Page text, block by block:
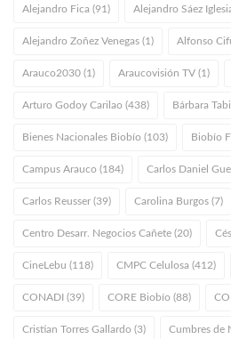
Alejandro Fica (91) Alejandro Sáez
Alejandro Zoñez Venegas (1) Alfonso
Arauco2030 (1) Araucovisión TV (1)
Arturo Godoy Carilao (438) Bárbara
Bienes Nacionales Biobío (103) Biobío
Campus Arauco (184) Carlos Daniel
Carlos Reusser (39) Carolina Burgos (7)
Centro Desarr. Negocios Cañete (20)
CineLebu (118) CMPC Celulosa (412)
CONADI (39) CORE Biobío (88)
Cristian Torres Gallardo (3) Cumbres de